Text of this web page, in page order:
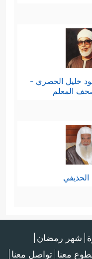
خليل الحصري -
المعلم
شهر رمضان
معنا تواصل معنا